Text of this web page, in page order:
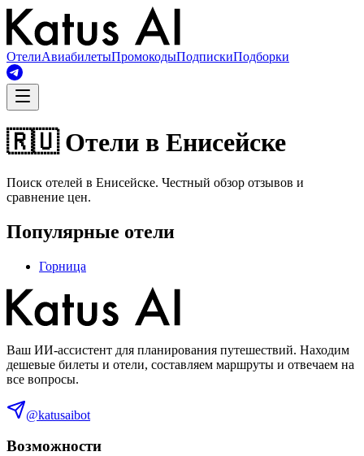
ОтелиАвиабилетыПромокодыПодпискиПодборки
🇷🇺 Отели в Енисейске
Поиск отелей в Енисейске. Честный обзор отзывов и
сравнение цен.
Популярные отели
Горница
Ваш ИИ-ассистент для планирования путешествий. Находим
дешевые билеты и отели, составляем маршруты и отвечаем на
все вопросы.
@katusaibot
Возможности